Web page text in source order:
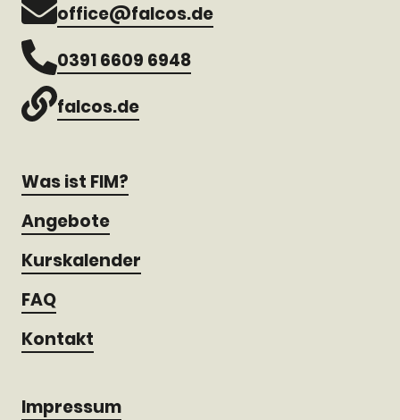
office@falcos.de
0391 6609 6948
falcos.de
Was ist FIM?
Angebote
Kurskalender
FAQ
Kontakt
Impressum